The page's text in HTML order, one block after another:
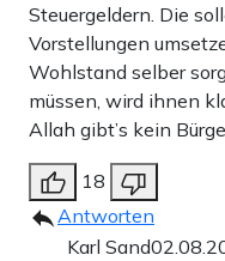
Steuergeldern. Die
Vorstellungen
Wohlstand selber
müssen, wird ihnen
Allah gibt’s kein
18
Antworten
Karl Sand